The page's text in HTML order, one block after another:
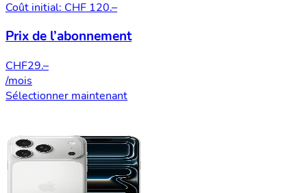
Coût initial: CHF 120.–
Prix de l’abonnement
CHF29.–
/mois
Sélectionner maintenant